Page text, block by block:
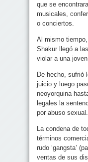
que se
musicales,
o conciertos.
Al mismo
Shakur llegó a
violar a una
De hecho, sufrió
juicio y luego
neoyorquina
legales la
por abuso sexual.
La condena de
términos
rudo ‘gangsta’
ventas de sus